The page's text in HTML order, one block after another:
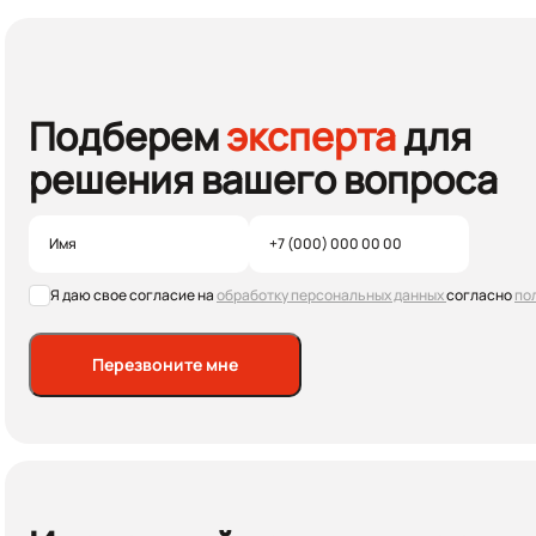
Подберемэкспертадля
решения вашего вопроса
Я даю свое согласие наобработку персональных данныхсогласно
Перезвоните мне